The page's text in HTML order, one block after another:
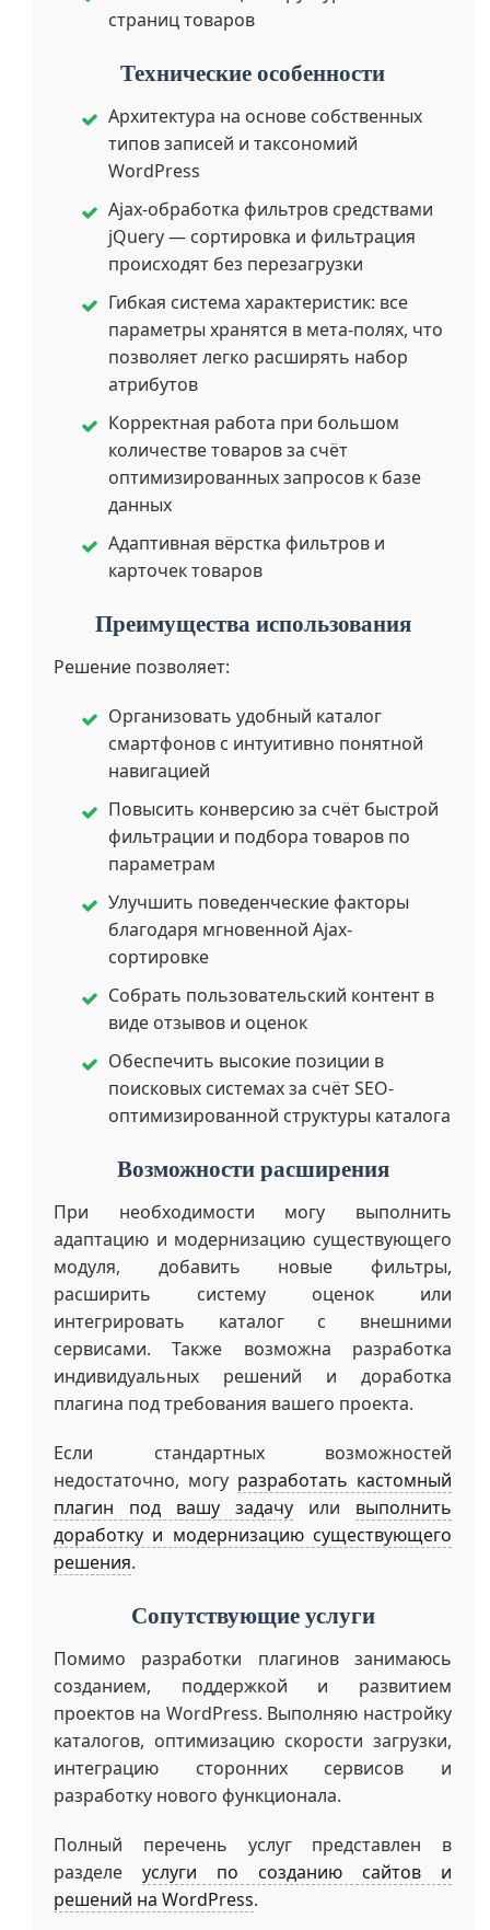
страниц товаров
Технические особенности
Архитектура на основе собственных
типов записей и таксономий
WordPress
Ajax-обработка фильтров средствами
jQuery — сортировка и фильтрация
происходят без перезагрузки
Гибкая система характеристик: все
параметры хранятся в мета-полях, что
позволяет легко расширять набор
атрибутов
Корректная работа при большом
количестве товаров за счёт
оптимизированных запросов к базе
данных
Адаптивная вёрстка фильтров и
карточек товаров
Преимущества использования
Решение позволяет:
Организовать удобный каталог
смартфонов с интуитивно понятной
навигацией
Повысить конверсию за счёт быстрой
фильтрации и подбора товаров по
параметрам
Улучшить поведенческие факторы
благодаря мгновенной Ajax-
сортировке
Собрать пользовательский контент в
виде отзывов и оценок
Обеспечить высокие позиции в
поисковых системах за счёт SEO-
оптимизированной структуры каталога
Возможности расширения
При необходимости могу выполнить
адаптацию и модернизацию существующего
модуля, добавить новые фильтры,
расширить систему оценок или
интегрировать каталог с внешними
сервисами. Также возможна разработка
индивидуальных решений и доработка
плагина под требования вашего проекта.
Если стандартных возможностей
недостаточно, могу разработать кастомный
плагин под вашу задачу или выполнить
доработку и модернизацию существующего
решения.
Сопутствующие услуги
Помимо разработки плагинов занимаюсь
созданием, поддержкой и развитием
проектов на WordPress. Выполняю настройку
каталогов, оптимизацию скорости загрузки,
интеграцию сторонних сервисов и
разработку нового функционала.
Полный перечень услуг представлен в
разделе услуги по созданию сайтов и
решений на WordPress.